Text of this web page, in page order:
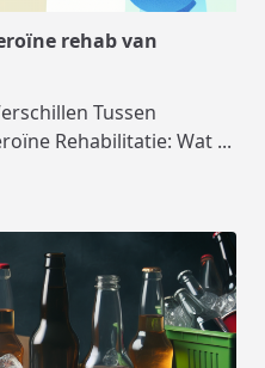
rehab van
Tussen
Rehabilitatie: Wat ...